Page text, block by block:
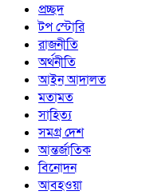
প্রচ্ছদ
টপ স্টোরি
রাজনীতি
অর্থনীতি
আইন আদালত
মতামত
সাহিত্য
সমগ্র দেশ
আন্তর্জাতিক
বিনোদন
আবহওয়া